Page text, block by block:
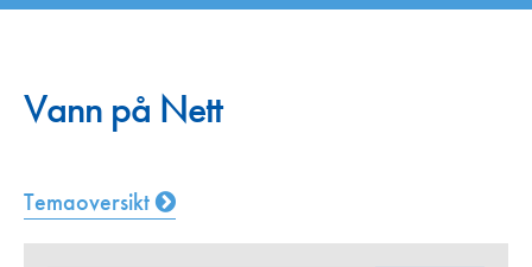
Vann på Nett
Temaoversikt